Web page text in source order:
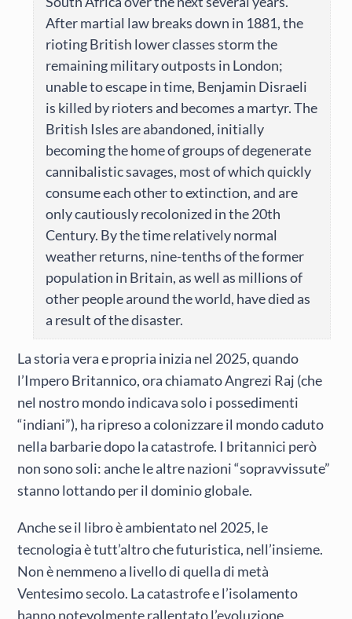
After martial law breaks down in 1881, the
rioting British lower classes storm the
remaining military outposts in London;
unable to escape in time, Benjamin Disraeli
is killed by rioters and becomes a martyr. The
British Isles are abandoned, initially
becoming the home of groups of degenerate
cannibalistic savages, most of which quickly
consume each other to extinction, and are
only cautiously recolonized in the 20th
Century. By the time relatively normal
weather returns, nine-tenths of the former
population in Britain, as well as millions of
other people around the world, have died as
a result of the disaster.
La storia vera e propria inizia nel 2025, quando
l’Impero Britannico, ora chiamato Angrezi Raj (che
nel nostro mondo indicava solo i possedimenti
“indiani”), ha ripreso a colonizzare il mondo caduto
nella barbarie dopo la catastrofe. I britannici però
non sono soli: anche le altre nazioni “sopravvissute”
stanno lottando per il dominio globale.
Anche se il libro è ambientato nel 2025, le
tecnologia è tutt’altro che futuristica, nell’insieme.
Non è nemmeno a livello di quella di metà
Ventesimo secolo. La catastrofe e l’isolamento
hanno notevolmente rallentato l’evoluzione